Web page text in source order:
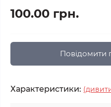
100.00 грн.
Повідомити
Характеристики: